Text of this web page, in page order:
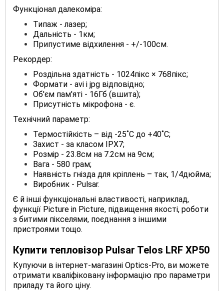
Функціонал далекоміра:
Типаж - лазер;
Дальність - 1км;
Припустиме відхилення - +/-100см.
Рекордер:
Роздільна здатність - 1024пікс × 768пікс;
Формати - avi і jpg відповідно;
Об'єм пам'яті - 16Гб (вшита);
Присутність мікрофона - є.
Технічний параметр:
Термостійкість – від -25˚С до +40˚С;
Захист - за класом IPX7;
Розмір - 23.8см на 7.2см на 9см;
Вага - 580 грам;
Наявність гнізда для кріплень – так, 1/4дюйма;
Виробник - Pulsar.
Є й інші функціональні властивості, наприклад,
функції Picture in Picture, підвищення якості, роботи
з битими пікселями, поєднання з іншими
пристроями тощо.
Купити тепловізор Pulsar Telos LRF XP50
Купуючи в інтернет-магазині Optics-Pro, ви можете
отримати кваліфіковану інформацію про параметри
приладу та його ціну.